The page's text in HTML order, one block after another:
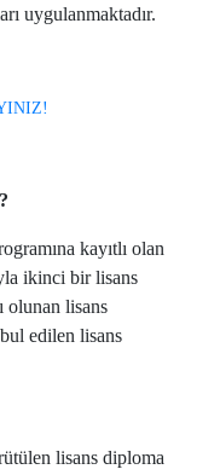
uygulanmaktadır.
kayıtlı olan
ikinci bir lisans
olunan lisans
edilen lisans
lisans diploma